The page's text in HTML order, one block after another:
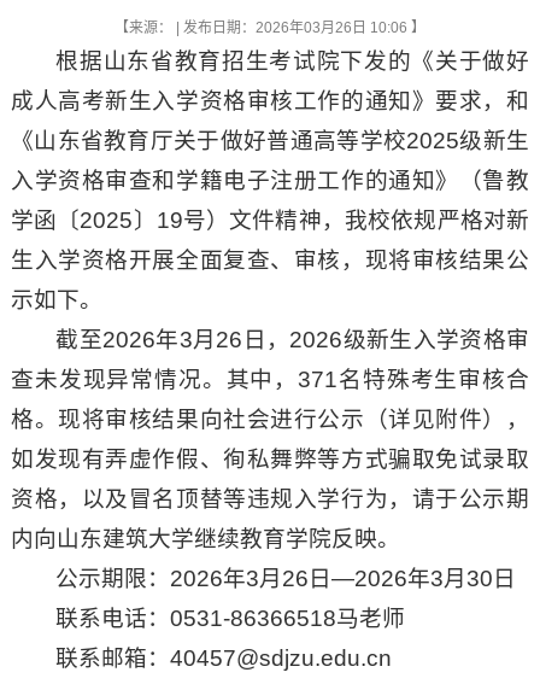
【来源： | 发布日期：2026年03月26日 10:06 】
根据山东省教育招生考试院下发的《关于做好
成人高考新生入学资格审核工作的通知》要求，和
《山东省教育厅关于做好普通高等学校2025级新生
入学资格审查和学籍电子注册工作的通知》（鲁教
学函〔2025〕19号）文件精神，我校依规严格对新
生入学资格开展全面复查、审核，现将审核结果公
示如下。
截至2026年3月26日，2026级新生入学资格审
查未发现异常情况。其中，371名特殊考生审核合
格。现将审核结果向社会进行公示（详见附件），
如发现有弄虚作假、徇私舞弊等方式骗取免试录取
资格，以及冒名顶替等违规入学行为，请于公示期
内向山东建筑大学继续教育学院反映。
公示期限：2026年3月26日—2026年3月30日
联系电话：0531-86366518马老师
联系邮箱：40457@sdjzu.edu.cn